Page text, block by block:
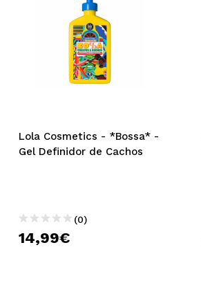
Lola Cosmetics - *Bossa* -
Gel Definidor de Cachos
(0)
14,99€